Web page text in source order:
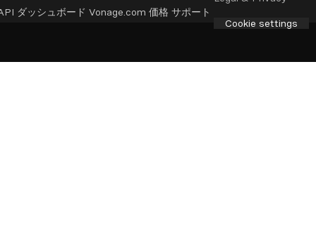
ダッシュボード Vonage.com 価格 サポート
Cookie settings